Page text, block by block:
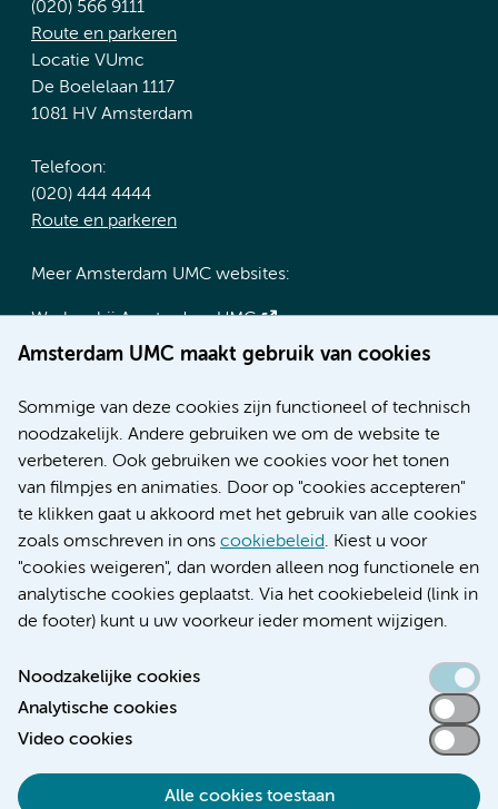
Amsterdam UMC maakt gebruik van cookies
Sommige van deze cookies zijn functioneel of technisch
noodzakelijk. Andere gebruiken we om de website te
verbeteren. Ook gebruiken we cookies voor het tonen
van filmpjes en animaties. Door op "cookies accepteren"
te klikken gaat u akkoord met het gebruik van alle cookies
zoals omschreven in ons cookiebeleid. Kiest u voor
"cookies weigeren", dan worden alleen nog functionele en
analytische cookies geplaatst. Via het cookiebeleid (link in
de footer) kunt u uw voorkeur ieder moment wijzigen.
Noodzakelijke cookies
Analytische cookies
Video cookies
Alle cookies toestaan
(020) 566 9111
Route en parkeren
Locatie VUmc
De Boelelaan 1117
1081 HV Amsterdam
Telefoon:
(020) 444 4444
Route en parkeren
Meer Amsterdam UMC websites:
Werken bij Amsterdam UMC
Over Amsterdam UMC
Research
Educatie locatie AMC
Educatie locatie VUmc
Verwijzen & diagnostiek
Toegankelijkheidsverklaring
Responsible disclosure